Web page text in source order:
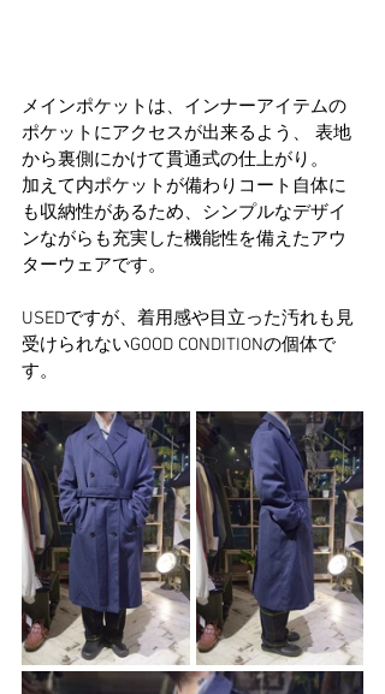
メインポケットは、インナーアイテムの
ポケットにアクセスが出来るよう、 表地
から裏側にかけて貫通式の仕上がり。
加えて内ポケットが備わりコート自体に
も収納性があるため、シンプルなデザイ
ンながらも充実した機能性を備えたアウ
ターウェアです。
USEDですが、着用感や目立った汚れも見
受けられないGOOD CONDITIONの個体で
す。